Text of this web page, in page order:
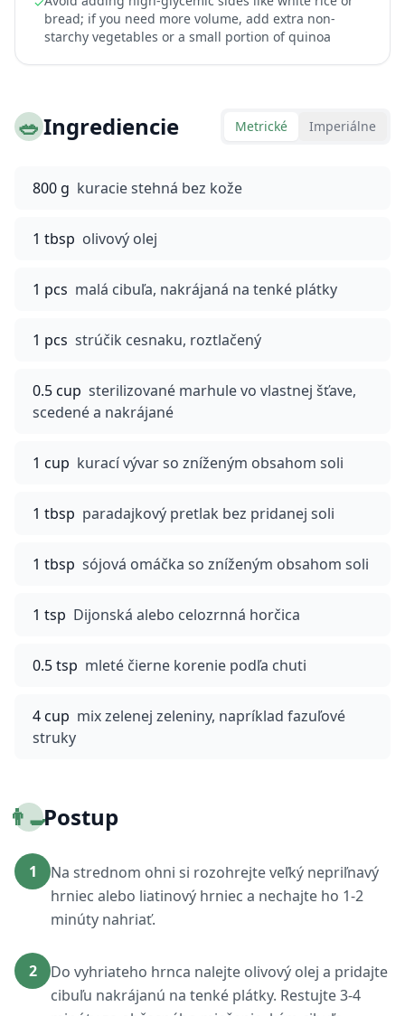
bread; if you need more volume, add extra non-
starchy vegetables or a small portion of quinoa
🥗Ingrediencie Metrické Imperiálne
800 g kuracie stehná bez kože
1 tbsp olivový olej
1 pcs malá cibuľa, nakrájaná na tenké plátky
1 pcs strúčik cesnaku, roztlačený
0.5 cup sterilizované marhule vo vlastnej šťave,
scedené a nakrájané
1 cup kurací vývar so zníženým obsahom soli
1 tbsp paradajkový pretlak bez pridanej soli
1 tbsp sójová omáčka so zníženým obsahom soli
1 tsp Dijonská alebo celozrnná horčica
0.5 tsp mleté čierne korenie podľa chuti
4 cup mix zelenej zeleniny, napríklad fazuľové
struky
👨‍🍳Postup
1
Na strednom ohni si rozohrejte veľký nepriľnavý
hrniec alebo liatinový hrniec a nechajte ho 1-2
minúty nahriať.
2
Do vyhriateho hrnca nalejte olivový olej a pridajte
cibuľu nakrájanú na tenké plátky. Restujte 3-4